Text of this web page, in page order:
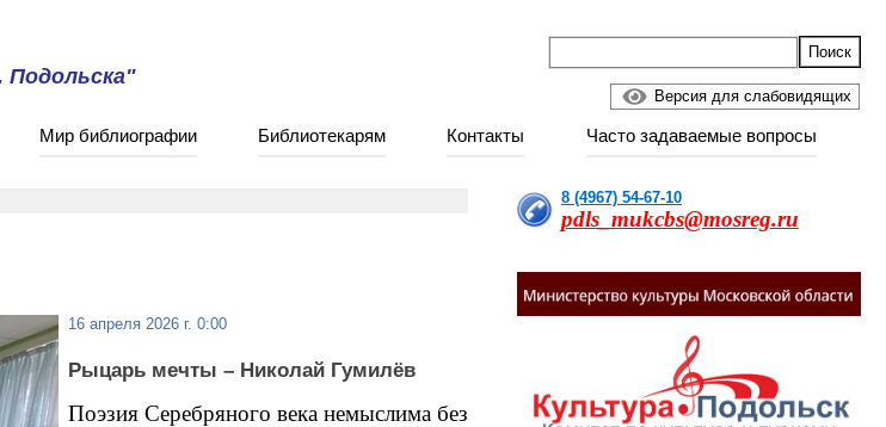
Подольска"
Версия для слабовидящих
Мир библиографии Библиотекарям Контакты Часто задаваемые вопросы
16 апреля 2026 г. 0:00
Рыцарь мечты – Николай Гумилёв
Поэзия Серебряного века немыслима без
8 (4967) 54-67-10
pdls_mukcbs@mosreg.ru